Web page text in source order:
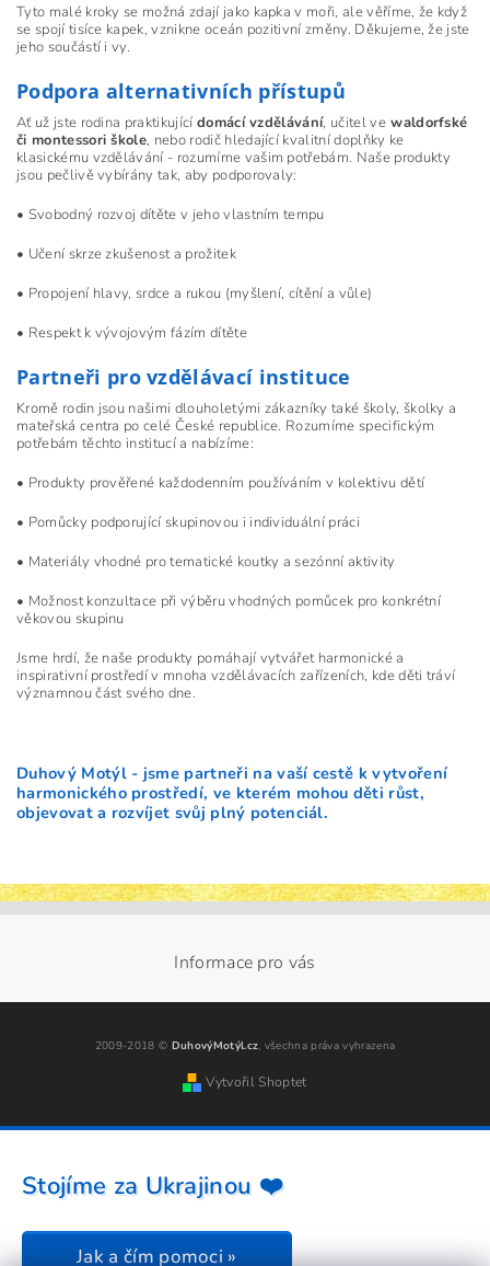
Tyto malé kroky se možná zdají jako kapka v moři, ale věříme, že když
se spojí tisíce kapek, vznikne oceán pozitivní změny. Děkujeme, že jste
jeho součástí i vy.
Podpora alternativních přístupů
Ať už jste rodina praktikující domácí vzdělávání, učitel vewaldorfské
či montessori škole, nebo rodič hledající kvalitní doplňky ke
klasickému vzdělávání - rozumíme vašim potřebám. Naše produkty
jsou pečlivě vybírány tak, aby podporovaly:
• Svobodný rozvoj dítěte v jeho vlastním tempu
• Učení skrze zkušenost a prožitek
• Propojení hlavy, srdce a rukou (myšlení, cítění a vůle)
• Respekt k vývojovým fázím dítěte
Partneři pro vzdělávací instituce
Kromě rodin jsou našimi dlouholetými zákazníky také školy, školky a
mateřská centra po celé České republice. Rozumíme specifickým
potřebám těchto institucí a nabízíme:
• Produkty prověřené každodenním používáním v kolektivu dětí
• Pomůcky podporující skupinovou i individuální práci
• Materiály vhodné pro tematické koutky a sezónní aktivity
• Možnost konzultace při výběru vhodných pomůcek pro konkrétní
věkovou skupinu
Jsme hrdí, že naše produkty pomáhají vytvářet harmonické a
inspirativní prostředí v mnoha vzdělávacích zařízeních, kde děti tráví
významnou část svého dne.
Duhový Motýl - jsme partneři na vaší cestě k vytvoření
harmonického prostředí, ve kterém mohou děti růst,
objevovat a rozvíjet svůj plný potenciál.
Informace pro vás
2009-2018 © DuhovýMotýl.cz, všechna práva vyhrazena
Vytvořil Shoptet
Stojíme za Ukrajinou ❤️
Jak a čím pomoci »